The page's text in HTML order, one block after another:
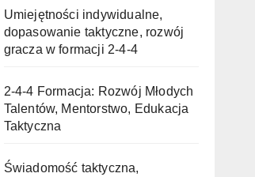
Umiejętności indywidualne,
dopasowanie taktyczne, rozwój
gracza w formacji 2-4-4
2-4-4 Formacja: Rozwój Młodych
Talentów, Mentorstwo, Edukacja
Taktyczna
Świadomość taktyczna,